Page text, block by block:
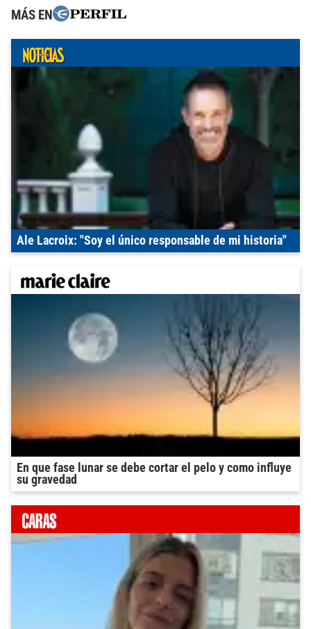
MÁS EN
Ale Lacroix: "Soy el único responsable de mi historia"
En que fase lunar se debe cortar el pelo y como influye
su gravedad